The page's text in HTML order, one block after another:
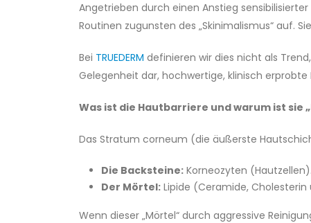
Angetrieben durch einen Anstieg
Routinen zugunsten des „Skinimalismus“ auf.
Bei TRUEDERM definieren wir dies nicht als
Gelegenheit dar, hochwertige, klinisch
Was ist die Hautbarriere und warum ist sie
Das Stratum corneum (die äußerste
Die Backsteine: Korneozyten (Hautzellen).
Der Mörtel: Lipide (Ceramide,
Wenn dieser „Mörtel“ durch aggressive